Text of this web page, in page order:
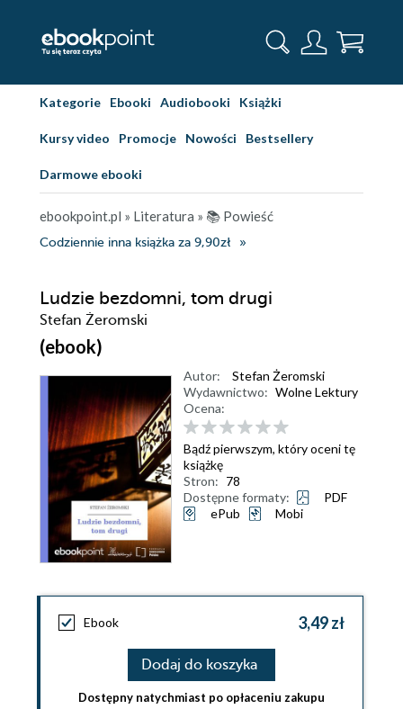
Kategorie Ebooki Audiobooki Książki
Kursy video Promocje Nowości Bestsellery
Darmowe ebooki
ebookpoint.pl » Literatura » 📚 Powieść
Codziennie inna książka za 9,90zł
Ludzie bezdomni, tom drugi
Stefan Żeromski
(ebook)
Autor:
Stefan Żeromski
Wydawnictwo: Wolne Lektury
Ocena:
Bądź pierwszym, który oceni tę
książkę
Stron: 78
Dostępne formaty:
PDF
ePub
Mobi
Ebook 3,49 zł
Dodaj do koszyka
Dostępny natychmiast po opłaceniu zakupu